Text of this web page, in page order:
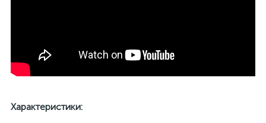
Характеристики: